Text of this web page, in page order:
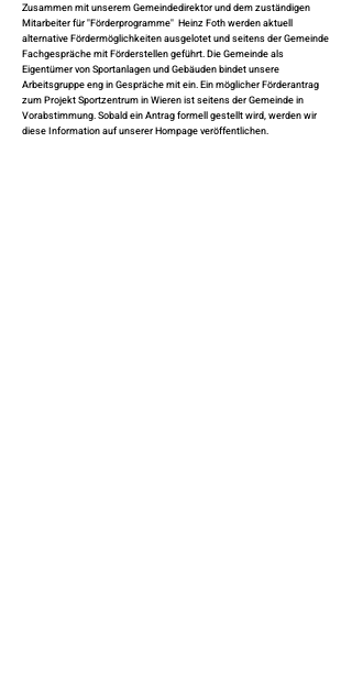
Zusammen mit unserem Gemeindedirektor und dem zuständigen
Mitarbeiter für "Förderprogramme" Heinz Foth werden aktuell
alternative Fördermöglichkeiten ausgelotet und seitens der Gemeinde
Fachgespräche mit Förderstellen geführt. Die Gemeinde als
Eigentümer von Sportanlagen und Gebäuden bindet unsere
Arbeitsgruppe eng in Gespräche mit ein. Ein möglicher Förderantrag
zum Projekt Sportzentrum in Wieren ist seitens der Gemeinde in
Vorabstimmung. Sobald ein Antrag formell gestellt wird, werden wir
diese Information auf unserer Hompage veröffentlichen.